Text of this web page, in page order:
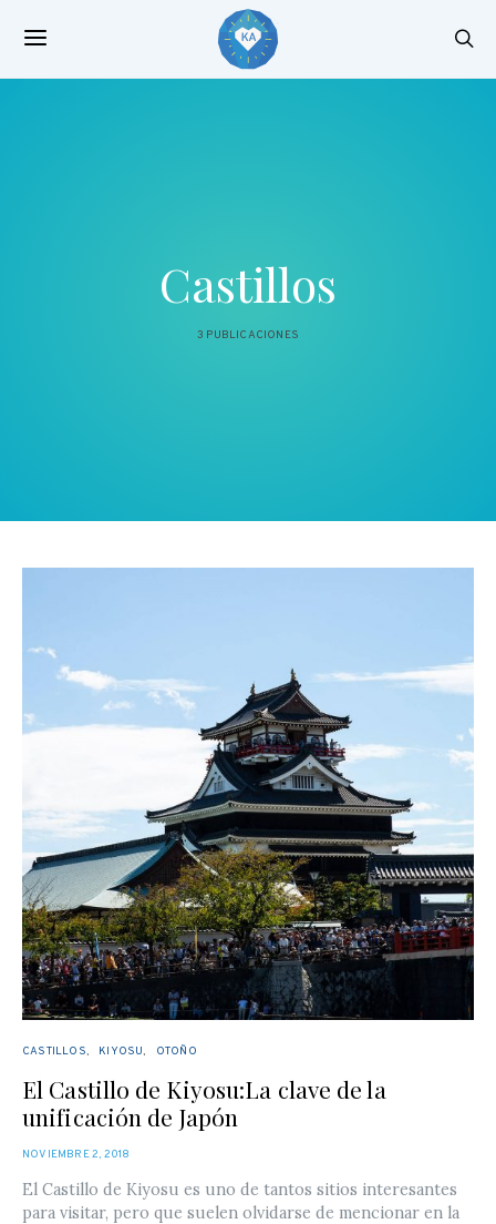
Castillos
3 PUBLICACIONES
CASTILLOS KIYOSU OTOÑO
El Castillo de Kiyosu:La clave de la
unificación de Japón
POSTED
NOVIEMBRE 2, 2018
El Castillo de Kiyosu es uno de tantos sitios interesantes
para visitar, pero que suelen olvidarse de mencionar en la